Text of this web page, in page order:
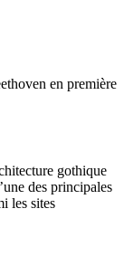
en première
gothique
des principales
les sites